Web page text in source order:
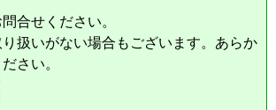
合せください。
扱いがない場合もございます。あらか
さい。